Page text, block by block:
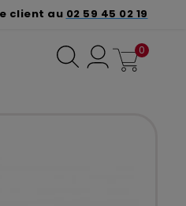
client au 02 59 45 02 19
0